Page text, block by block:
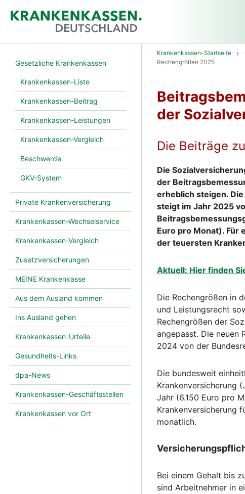
Gesetzliche Krankenkassen
Krankenkassen-Liste
Krankenkassen-Beitrag
Krankenkassen-Leistungen
Krankenkassen-Vergleich
Beschwerde
GKV-System
Private Krankenversicherung
Krankenkassen-Wechselservice
Krankenkassen-Vergleich
Zusatzversicherungen
MEINE Krankenkasse
Aus dem Ausland kommen
Ins Ausland gehen
Krankenkassen-Urteile
Gesundheits-Links
dpa-News
Krankenkassen-Geschäftsstellen
Krankenkassen vor Ort
Krankenkassen-Startseite
Rechengrößen 2025
der
Die Beiträge
Die
der
erheblich steigen.
steigt im Jahr 2025
Euro pro Monat). Für
der teuersten
Aktuell: Hier finden
Die Rechengrößen in
und Leistungsrecht
Rechengrößen der
angepasst. Die neuen
2024 von der
Die bundesweit
Krankenversicherung
Jahr (6.150 Euro pro
Krankenversicherung
monatlich.
Bei einem Gehalt bis
sind Arbeitnehmer in